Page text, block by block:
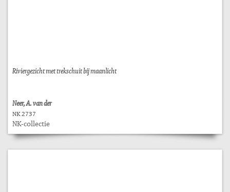
Riviergezicht met trekschuit bij maanlicht
Neer, A. van der
NK 2737
NK-collectie